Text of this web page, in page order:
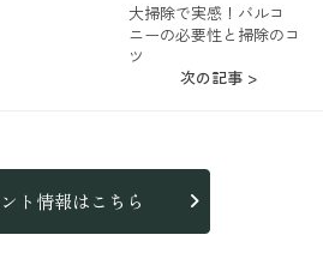
大掃除で実感！バルコ
ニーの必要性と掃除のコ
ツ
次の記事 >
ト情報はこちら